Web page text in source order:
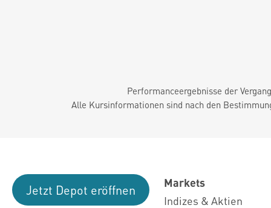
Performanceergebnisse der
Alle Kursinformationen sind nach den
Jetzt Depot eröffnen
Markets
Indizes & Aktien